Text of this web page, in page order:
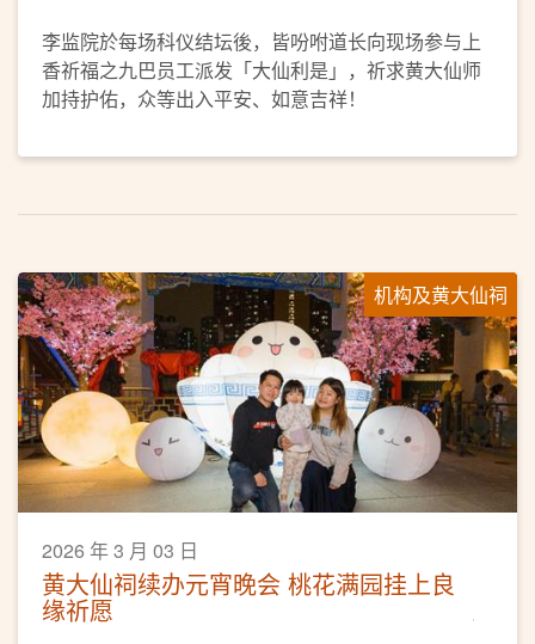
李监院於每场科仪结坛後，皆吩咐道长向现场参与上
香祈福之九巴员工派发「大仙利是」，祈求黄大仙师
加持护佑，众等出入平安、如意吉祥！
机构及黄大仙祠
2026 年 3 月 03 日
黄大仙祠续办元宵晚会 桃花满园挂上良
缘祈愿